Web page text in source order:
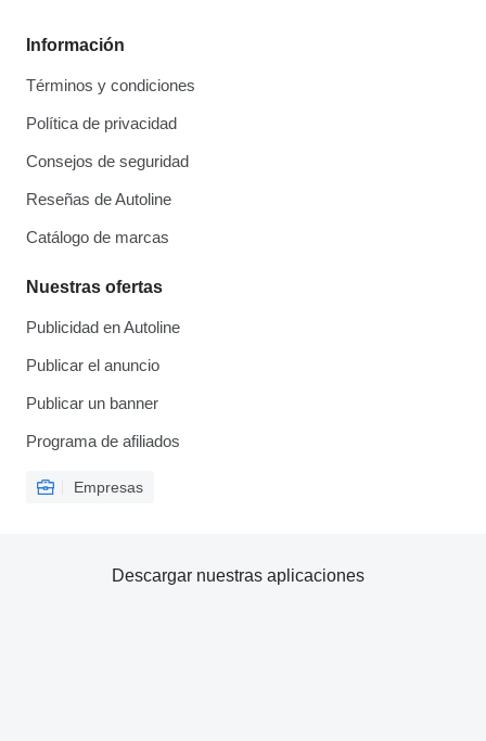
Información
Términos y condiciones
Política de privacidad
Consejos de seguridad
Reseñas de Autoline
Catálogo de marcas
Nuestras ofertas
Publicidad en Autoline
Publicar el anuncio
Publicar un banner
Programa de afiliados
Empresas
Descargar nuestras aplicaciones